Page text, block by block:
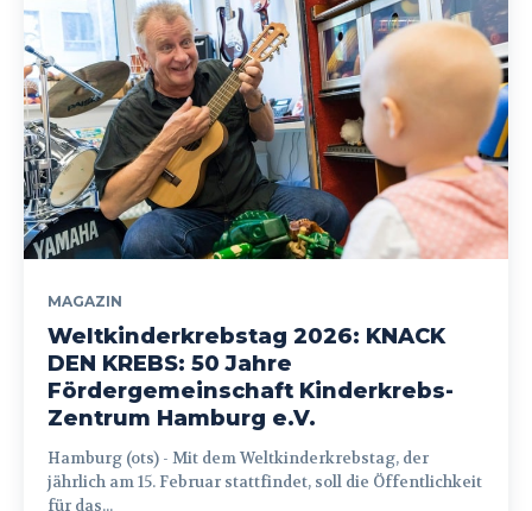
MAGAZIN
Weltkinderkrebstag 2026: KNACK
DEN KREBS: 50 Jahre
Fördergemeinschaft Kinderkrebs-
Zentrum Hamburg e.V.
Hamburg (ots) - Mit dem Weltkinderkrebstag, der
jährlich am 15. Februar stattfindet, soll die Öffentlichkeit
für das...